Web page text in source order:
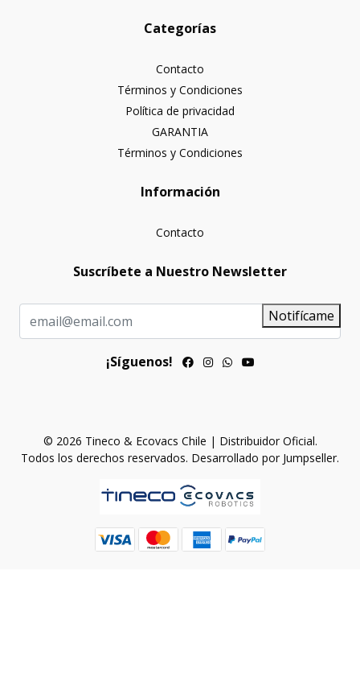
Categorías
Contacto
Términos y Condiciones
Política de privacidad
GARANTIA
Términos y Condiciones
Información
Contacto
Suscríbete a Nuestro Newsletter
Notifícame
¡Síguenos!
© 2026 Tineco & Ecovacs Chile | Distribuidor Oficial.
Todos los derechos reservados. Desarrollado por Jumpseller.